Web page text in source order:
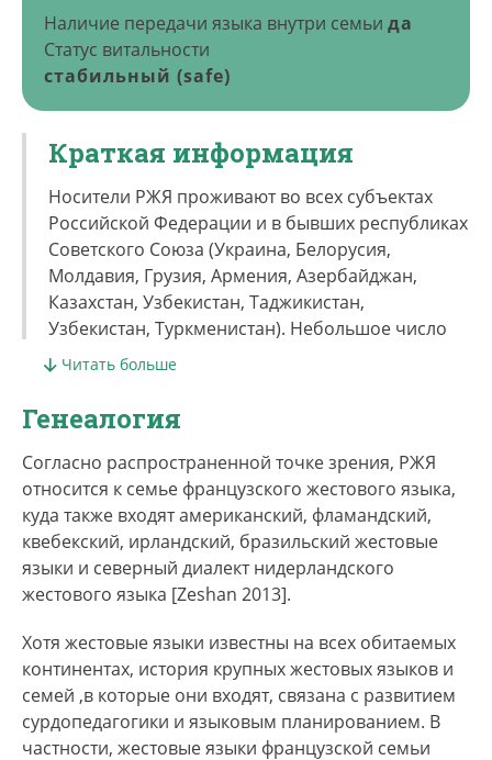
Наличие передачи языка внутри семьи да
Статус витальности
стабильный (safe)
Краткая информация
Носители РЖЯ проживают во всех субъектах
Российской Федерации и в бывших республиках
Советского Союза (Украина, Белорусия,
Молдавия, Грузия, Армения, Азербайджан,
Казахстан, Узбекистан, Таджикистан,
Узбекистан, Туркменистан). Небольшое число
носителей РЖЯ — эмигранты или дети
Вопрос о границе распространения отдельных
диалектов РЖЯ и между РЖЯ и родственными,
территориально близкими жестовыми языками
до сих пор не решён.
В случае жестовых языков коллективом
носителей является не некоторая этническая
дефектами слуха и тех, которые потеряли слух
полностью или частично в раннем возрасте, а
также выходцы из семей таких людей. В отличие
от звучащего языка, жестовый язык не всегда
передаётся естественным путём – только при
Читать больше
Генеалогия
Согласно распространенной точке зрения, РЖЯ
относится к семье французского жестового языка,
куда также входят американский, фламандский,
квебекский, ирландский, бразильский жестовые
языки и северный диалект нидерландского
жестового языка [Zeshan 2013].
Хотя жестовые языки известны на всех обитаемых
континентах, история крупных жестовых языков и
семей ,в которые они входят, связана с развитием
сурдопедагогики и языковым планированием. В
частности, жестовые языки французской семьи